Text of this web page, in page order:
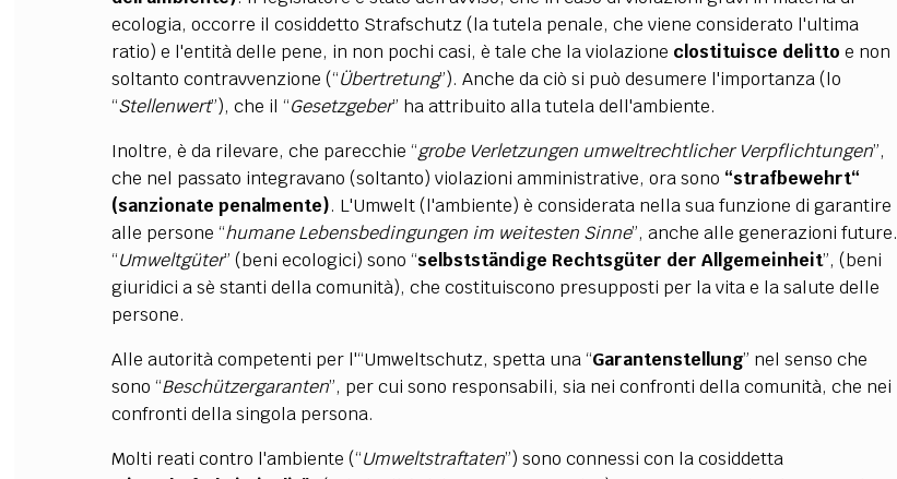
ecologia, occorre il cosiddetto Strafschutz (la tutela penale, che viene considerato l'ultima
ratio) e l'entità delle pene, in non pochi casi, è tale che la violazione clostituisce delitto e non
soltanto contravvenzione (“Übertretung”). Anche da ciò si può desumere l'importanza (lo
“Stellenwert”), che il “Gesetzgeber” ha attribuito alla tutela dell'ambiente.
Inoltre, è da rilevare, che parecchie “grobe Verletzungen umweltrechtlicher Verpflichtungen”,
che nel passato integravano (soltanto) violazioni amministrative, ora sono “strafbewehrt“
(sanzionate penalmente). L'Umwelt (l'ambiente) è considerata nella sua funzione di garantire
alle persone “humane Lebensbedingungen im weitesten Sinne”, anche alle generazioni future.
“Umweltgüter” (beni ecologici) sono “selbstständige Rechtsgüter der Allgemeinheit”, (beni
giuridici a sè stanti della comunità), che costituiscono presupposti per la vita e la salute delle
persone.
Alle autorità competenti per l'“Umweltschutz, spetta una “Garantenstellung” nel senso che
sono “Beschützergaranten”, per cui sono responsabili, sia nei confronti della comunità, che nei
confronti della singola persona.
Molti reati contro l'ambiente (“Umweltstraftaten”) sono connessi con la cosiddetta